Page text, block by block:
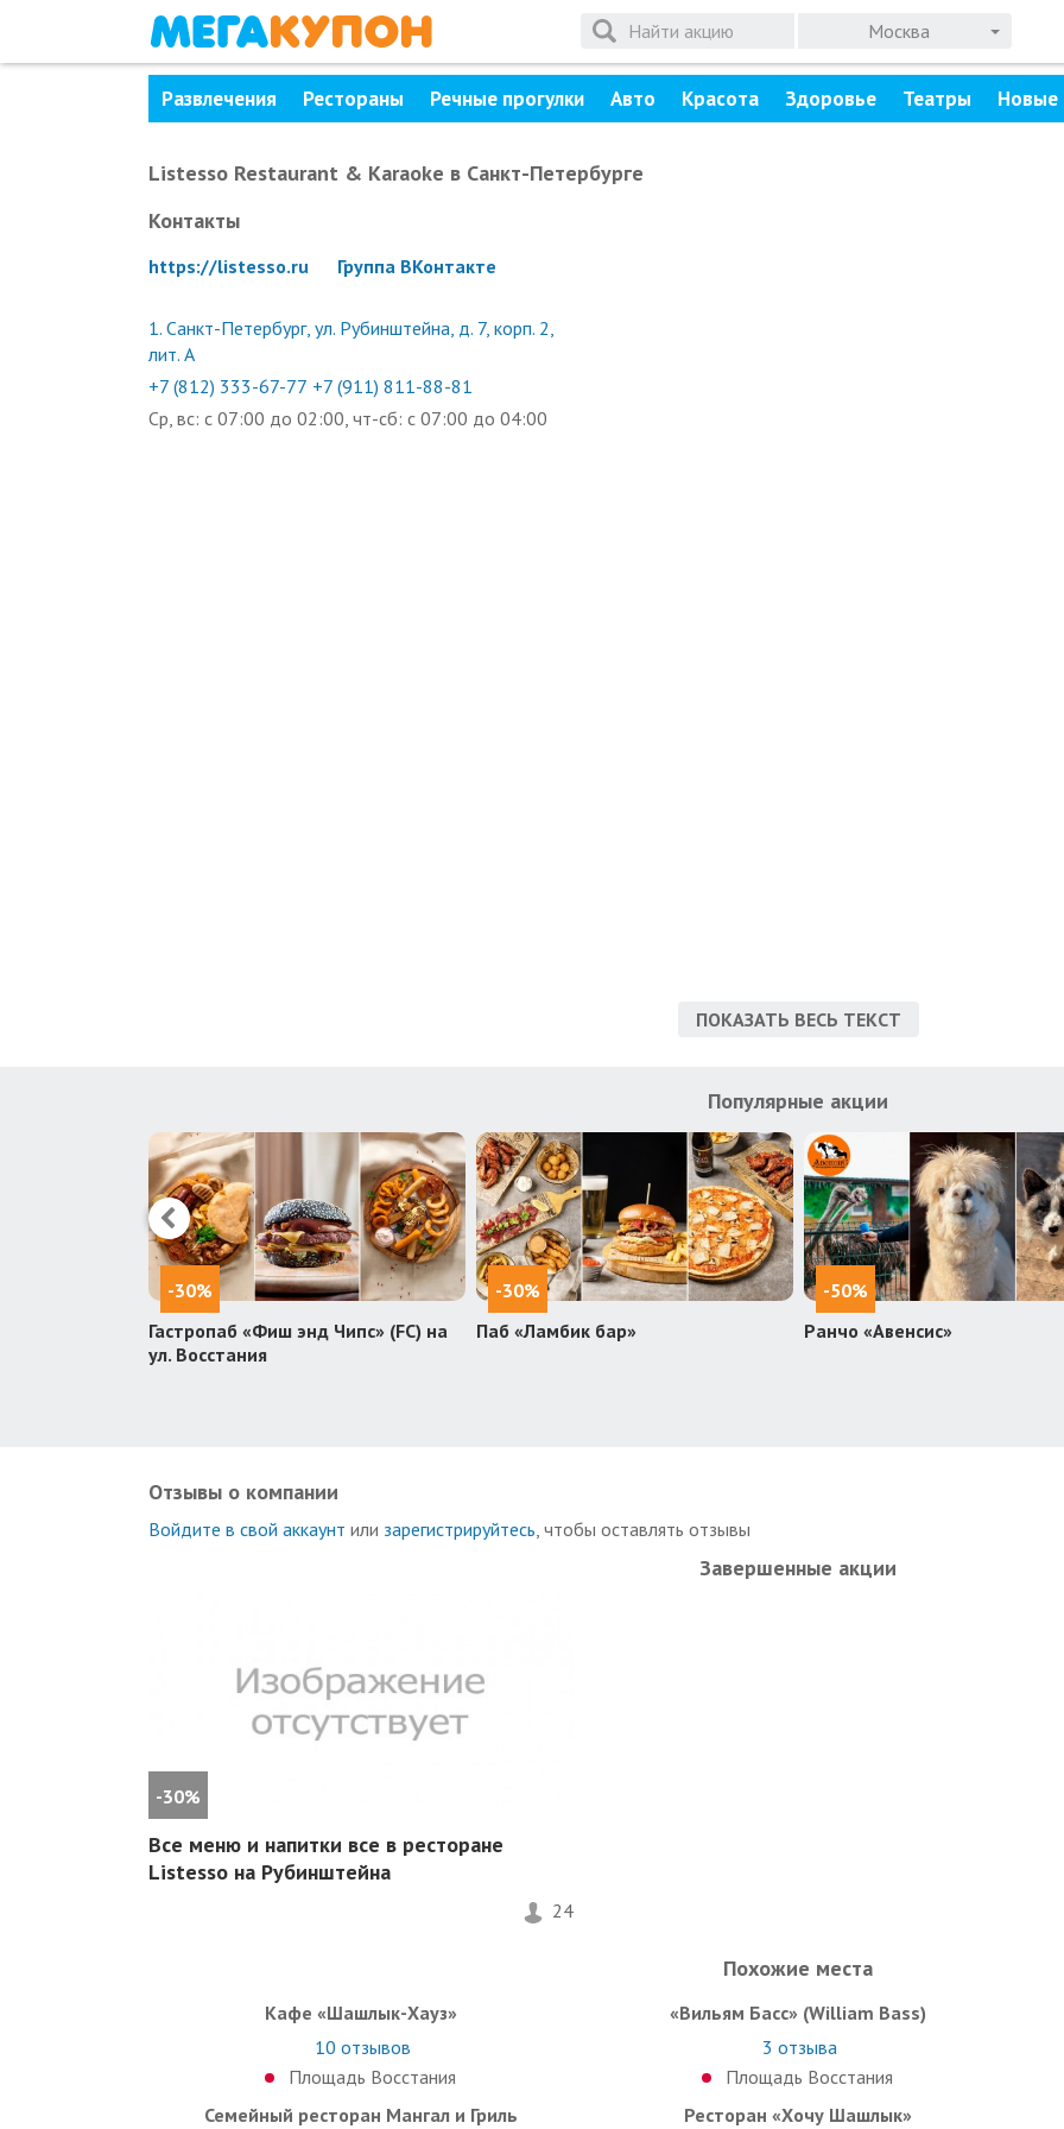
Москва
Развлечения Рестораны Речные прогулки Авто Красота Здоровье Театры Новые
Listesso Restaurant & Karaoke в Санкт-Петербурге
Контакты
https://listesso.ru Группа ВКонтакте
1. Санкт-Петербург, ул. Рубинштейна, д. 7, корп. 2,
лит. А
+7 (812) 333-67-77 +7 (911) 811-88-81
Ср, вс: с 07:00 до 02:00, чт-сб: с 07:00 до 04:00
ПОКАЗАТЬ ВЕСЬ ТЕКСТ
Популярные акции
-30%
Гастропаб «Фиш энд Чипс» (FC) на
ул. Восстания
-30%
Паб «Ламбик бар»
-50%
Ранчо «Авенсис»
Отзывы о компании
Войдите в свой аккаунт или зарегистрируйтесь , чтобы оставлять отзывы
Завершенные акции
-30%
Все меню и напитки все в ресторане
Listesso на Рубинштейна
24
Похожие места
Кафе «Шашлык-Хауз»
10 отзывов
Площадь Восстания
«Вильям Басс» (William Bass)
3 отзыва
Площадь Восстания
Семейный ресторан Мангал и Гриль
Ресторан «Хочу Шашлык»